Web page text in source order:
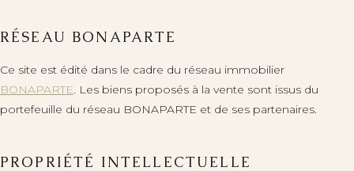
RÉSEAU BONAPARTE
Ce site est édité dans le cadre du réseau immobilier
BONAPARTE. Les biens proposés à la vente sont issus du
portefeuille du réseau BONAPARTE et de ses partenaires.
PROPRIÉTÉ INTELLECTUELLE